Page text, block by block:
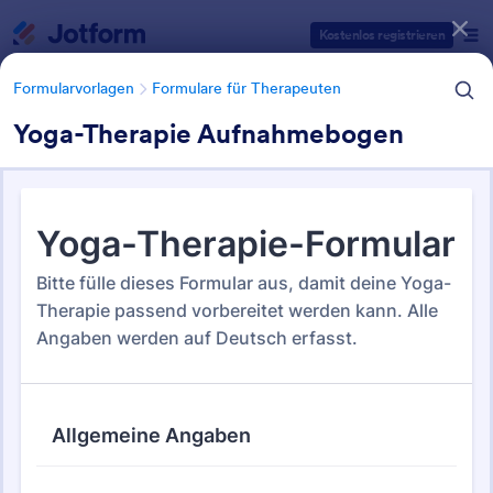
Kostenlos registrieren
Formularvorlagen Formulare für Therapeuten
Yoga-Therapie Aufnahmebogen
Formularvorlagen Formulare für Therapeuten
Formulare für Therapeuten
6 Vorlagen
Formularvorlagen Kategorien